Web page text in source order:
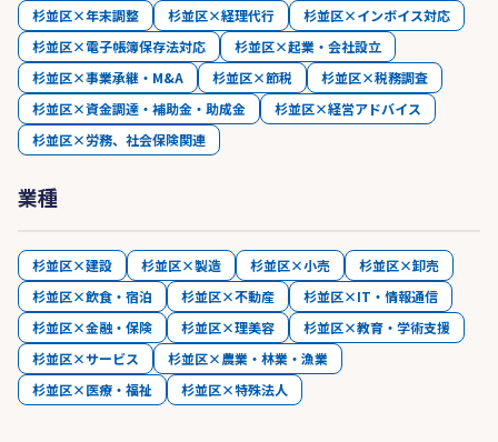
杉並区×年末調整
杉並区×経理代行
杉並区×インボイス対応
杉並区×電子帳簿保存法対応
杉並区×起業・会社設立
杉並区×事業承継・M&A
杉並区×節税
杉並区×税務調査
杉並区×資金調達・補助金・助成金
杉並区×経営アドバイス
杉並区×労務、社会保険関連
業種
杉並区×建設 杉並区×製造 杉並区×小売
杉並区×卸売
杉並区×飲食・宿泊
杉並区×不動産
杉並区×IT・情報通信
杉並区×金融・保険
杉並区×理美容
杉並区×教育・学術支援
杉並区×サービス
杉並区×農業・林業・漁業
杉並区×医療・福祉
杉並区×特殊法人